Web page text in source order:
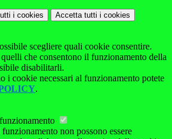
i cookies Accetta tutti i cookies
scegliere quali cookie consentire.
che consentono il funzionamento della
disabilitarli.
i cookie necessari al funzionamento potete
.
non possono essere